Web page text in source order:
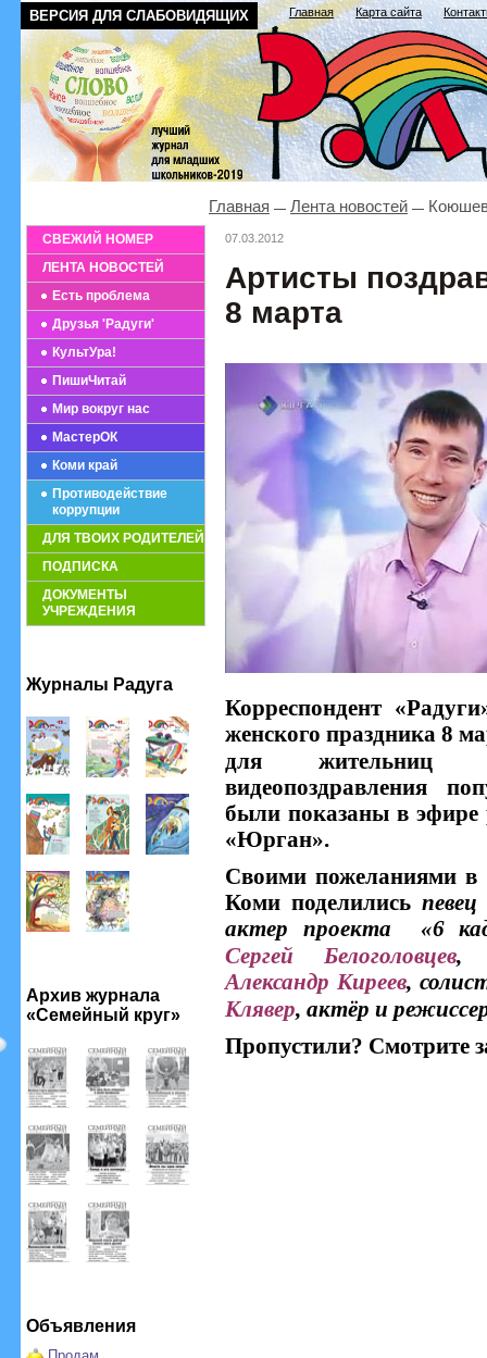
ВЕРСИЯ ДЛЯ СЛАБОВИДЯЩИХ Главная Карта сайта
СВЕЖИЙ НОМЕР
ЛЕНТА НОВОСТЕЙ
Есть проблема
Друзья 'Радуги'
КультУра!
ПишиЧитай
Мир вокруг нас
МастерОК
Коми край
Противодействие
коррупции
ДЛЯ ТВОИХ РОДИТЕЛЕЙ
ПОДПИСКА
ДОКУМЕНТЫ
УЧРЕЖДЕНИЯ
Журналы Радуга
Архив журнала
«Семейный круг»
Объявления
Главная Лента новостей
07.03.2012
Артисты
8 марта
Корреспондент
женского праздника 8
для жительниц
видеопоздравления
были показаны в эфире
«Юрган».
Своими пожеланиями в
Коми поделились
актер проекта
«6
Сергей Белоголовцев,
Александр Киреев,
Клявер, актёр и
Пропустили? Смотрите